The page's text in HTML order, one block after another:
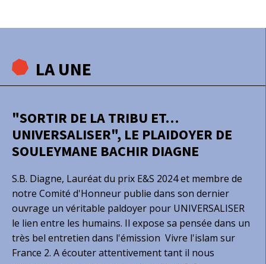
LA UNE
"SORTIR DE LA TRIBU ET…
UNIVERSALISER", LE PLAIDOYER DE
SOULEYMANE BACHIR DIAGNE
S.B. Diagne, Lauréat du prix E&S 2024 et membre de
notre Comité d'Honneur publie dans son dernier
ouvrage un véritable paldoyer pour UNIVERSALISER
le lien entre les humains. Il expose sa pensée dans un
très bel entretien dans l'émission Vivre l'islam sur
France 2. A écouter attentivement tant il nous